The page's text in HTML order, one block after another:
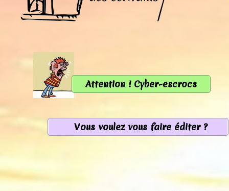
Attention ! Cyber-escrocs
Vous voulez vous faire éditer ?